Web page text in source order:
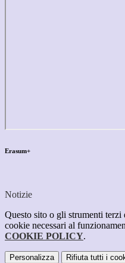
Erasum+
Notizie
Questo sito o gli strumenti
cookie necessari al
COOKIE POLICY.
Personalizza Rifiuta tutti i